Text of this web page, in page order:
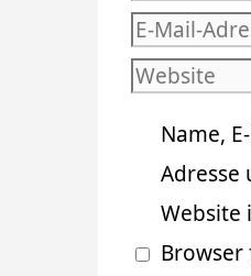
E-
Mail-
Website
Name,
Adresse
Website